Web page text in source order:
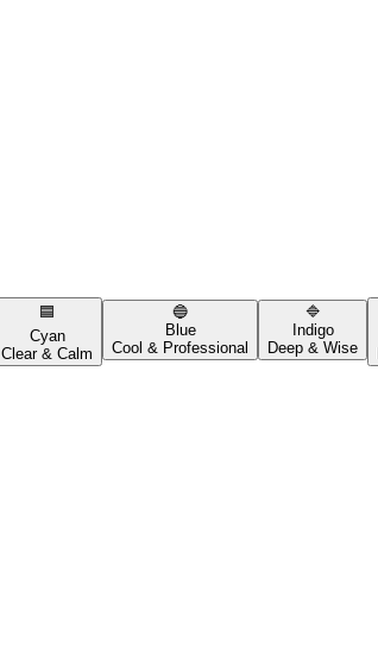
🟦
Cyan
Clear & Calm
🔵
Blue
Cool & Professional
🔷
Indigo
Deep & Wise